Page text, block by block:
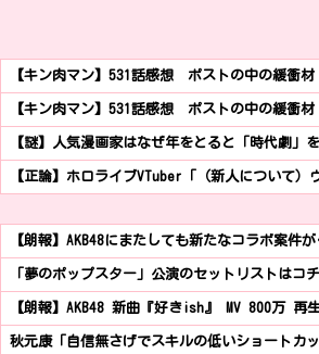
【キン肉マン】531話感想 ポストの中の緩衝
【キン肉マン】531話感想 ポストの中の緩衝
【謎】人気漫画家はなぜ年をとると「時代劇」
【正論】ホロライブVTuber「（新人について）
【朗報】AKB48にまたしても新たなコラボ案件
「夢のポップスター」公演のセットリストはコ
【朗報】AKB48 新曲『好きish』 MV 800万
秋元康「自信無さげでスキルの低いショートカ